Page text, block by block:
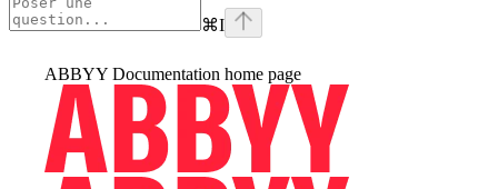
⌘I
ABBYY Documentation home page